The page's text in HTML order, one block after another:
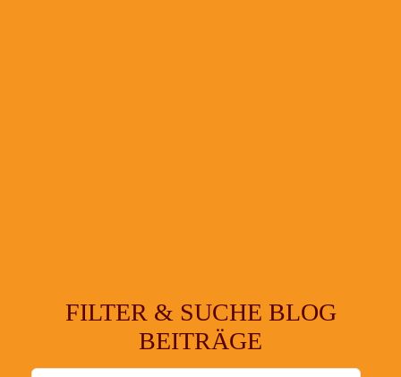
FILTER & SUCHE BLOG
BEITRÄGE